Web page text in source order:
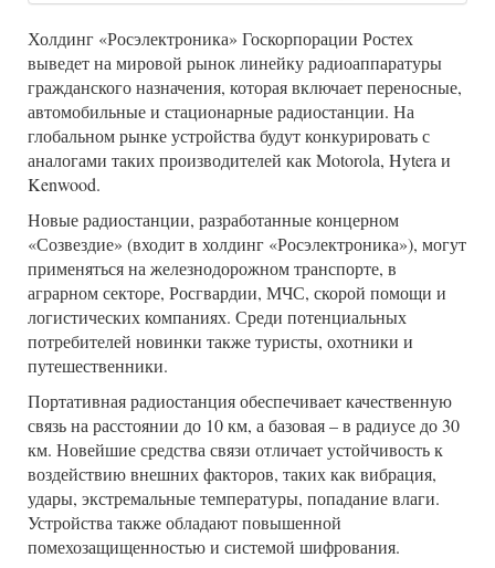
Холдинг «Росэлектроника» Госкорпорации Ростех
выведет на мировой рынок линейку радиоаппаратуры
гражданского назначения, которая включает переносные,
автомобильные и стационарные радиостанции. На
глобальном рынке устройства будут конкурировать с
аналогами таких производителей как Motorola, Hytera и
Kenwood.
Новые радиостанции, разработанные концерном
«Созвездие» (входит в холдинг «Росэлектроника»), могут
применяться на железнодорожном транспорте, в
аграрном секторе, Росгвардии, МЧС, скорой помощи и
логистических компаниях. Среди потенциальных
потребителей новинки также туристы, охотники и
путешественники.
Портативная радиостанция обеспечивает качественную
связь на расстоянии до 10 км, а базовая – в радиусе до 30
км. Новейшие средства связи отличает устойчивость к
воздействию внешних факторов, таких как вибрация,
удары, экстремальные температуры, попадание влаги.
Устройства также обладают повышенной
помехозащищенностью и системой шифрования.